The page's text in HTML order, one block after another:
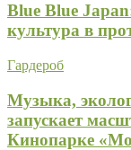
Blue Blue
культура в
Гардероб
Музыка,
запускает
Кинопарке